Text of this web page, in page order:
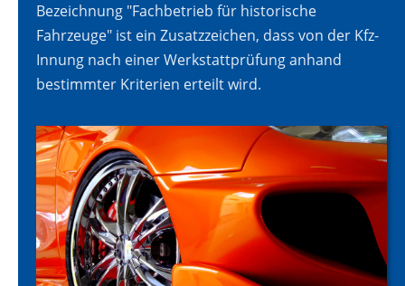
Bezeichnung "Fachbetrieb für historische
Fahrzeuge" ist ein Zusatzzeichen, dass von der Kfz-
Innung nach einer Werkstattprüfung anhand
bestimmter Kriterien erteilt wird.